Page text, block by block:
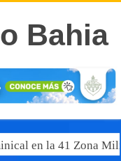
en la 41 Zona